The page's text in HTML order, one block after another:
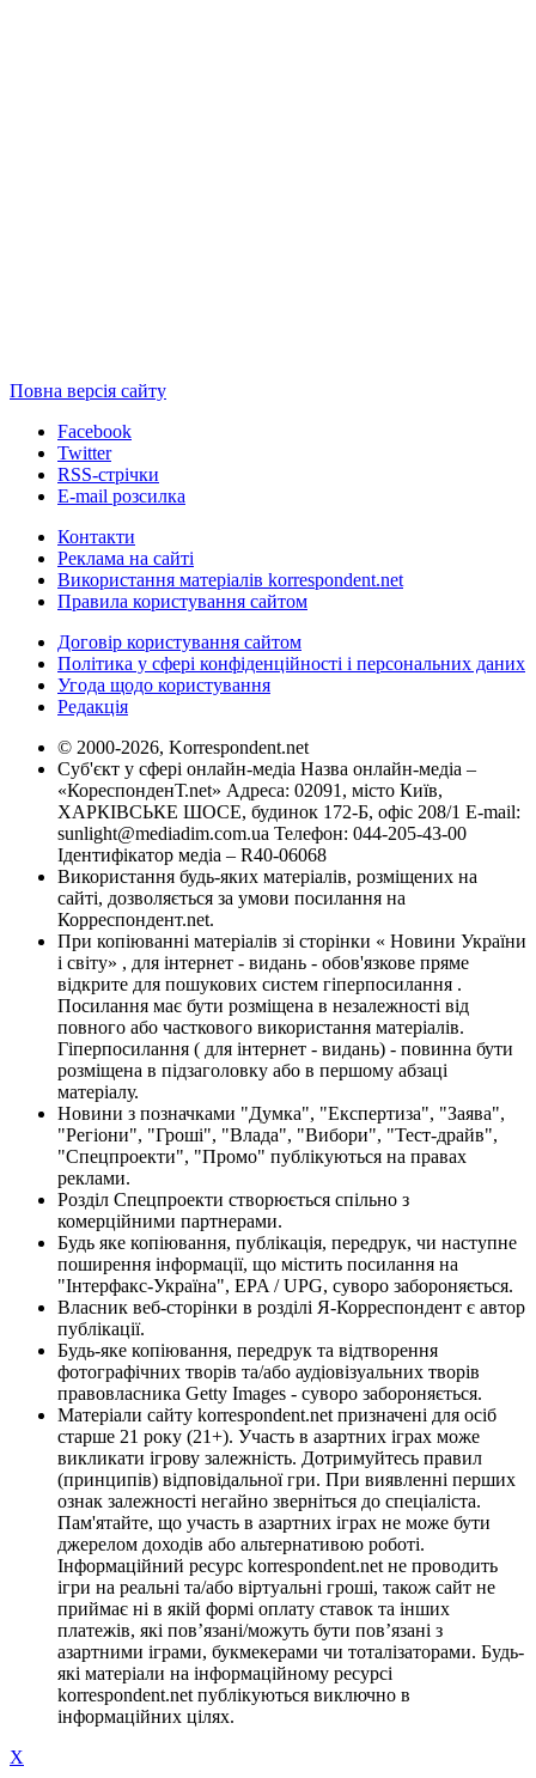
Повна версія сайту
Facebook
Twitter
RSS-стрічки
E-mail розсилка
Контакти
Реклама на сайті
Використання матеріалів korrespondent.net
Правила користування сайтом
Договір користування сайтом
Політика у сфері конфіденційності і персональних даних
Угода щодо користування
Редакція
© 2000-2026, Korrespondent.net
Суб'єкт у сфері онлайн-медіа Назва онлайн-медіа –
«КореспонденТ.net» Адреса: 02091, місто Київ,
ХАРКІВСЬКЕ ШОСЕ, будинок 172-Б, офіс 208/1 E-mail:
sunlight@mediadim.com.ua Телефон: 044-205-43-00
Ідентифікатор медіа – R40-06068
Використання будь-яких матеріалів, розміщених на
сайті, дозволяється за умови посилання на
Корреспондент.net.
При копіюванні матеріалів зі сторінки « Новини України
і світу» , для інтернет - видань - обов'язкове пряме
відкрите для пошукових систем гіперпосилання .
Посилання має бути розміщена в незалежності від
повного або часткового використання матеріалів.
Гіперпосилання ( для інтернет - видань) - повинна бути
розміщена в підзаголовку або в першому абзаці
матеріалу.
Новини з позначками "Думка", "Експертиза", "Заява",
"Регіони", "Гроші", "Влада", "Вибори", "Тест-драйв",
"Спецпроекти", "Промо" публікуються на правах
реклами.
Розділ Спецпроекти створюється спільно з
комерційними партнерами.
Будь яке копіювання, публікація, передрук, чи наступне
поширення інформації, що містить посилання на
"Інтерфакс-Україна", EPA / UPG, суворо забороняється.
Власник веб-сторінки в розділі Я-Корреспондент є автор
публікації.
Будь-яке копіювання, передрук та відтворення
фотографічних творів та/або аудіовізуальних творів
правовласника Getty Images - суворо забороняється.
Матеріали сайту korrespondent.net призначені для осіб
старше 21 року (21+). Участь в азартних іграх може
викликати ігрову залежність. Дотримуйтесь правил
(принципів) відповідальної гри. При виявленні перших
ознак залежності негайно зверніться до спеціаліста.
Пам'ятайте, що участь в азартних іграх не може бути
джерелом доходів або альтернативою роботі.
Інформаційний ресурс korrespondent.net не проводить
ігри на реальні та/або віртуальні гроші, також сайт не
приймає ні в якій формі оплату ставок та інших
платежів, які пов’язані/можуть бути пов’язані з
азартними іграми, букмекерами чи тоталізаторами. Будь-
які матеріали на інформаційному ресурсі
korrespondent.net публікуються виключно в
інформаційних цілях.
X